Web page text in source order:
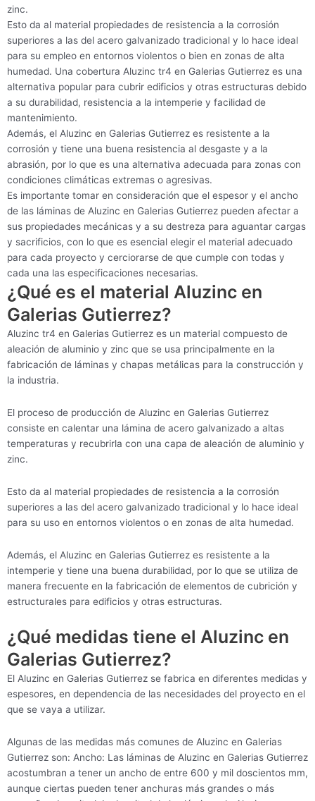
zinc.
Esto da al material propiedades de resistencia a la corrosión
superiores a las del acero galvanizado tradicional y lo hace ideal
para su empleo en entornos violentos o bien en zonas de alta
humedad. Una cobertura Aluzinc tr4 en Galerias Gutierrez es una
alternativa popular para cubrir edificios y otras estructuras debido
a su durabilidad, resistencia a la intemperie y facilidad de
mantenimiento.
Además, el Aluzinc en Galerias Gutierrez es resistente a la
corrosión y tiene una buena resistencia al desgaste y a la
abrasión, por lo que es una alternativa adecuada para zonas con
condiciones climáticas extremas o agresivas.
Es importante tomar en consideración que el espesor y el ancho
de las láminas de Aluzinc en Galerias Gutierrez pueden afectar a
sus propiedades mecánicas y a su destreza para aguantar cargas
y sacrificios, con lo que es esencial elegir el material adecuado
para cada proyecto y cerciorarse de que cumple con todas y
cada una las especificaciones necesarias.
¿Qué es el material Aluzinc en
Galerias Gutierrez?
Aluzinc tr4 en Galerias Gutierrez es un material compuesto de
aleación de aluminio y zinc que se usa principalmente en la
fabricación de láminas y chapas metálicas para la construcción y
la industria.
El proceso de producción de Aluzinc en Galerias Gutierrez
consiste en calentar una lámina de acero galvanizado a altas
temperaturas y recubrirla con una capa de aleación de aluminio y
zinc.
Esto da al material propiedades de resistencia a la corrosión
superiores a las del acero galvanizado tradicional y lo hace ideal
para su uso en entornos violentos o en zonas de alta humedad.
Además, el Aluzinc en Galerias Gutierrez es resistente a la
intemperie y tiene una buena durabilidad, por lo que se utiliza de
manera frecuente en la fabricación de elementos de cubrición y
estructurales para edificios y otras estructuras.
¿Qué medidas tiene el Aluzinc en
Galerias Gutierrez?
El Aluzinc en Galerias Gutierrez se fabrica en diferentes medidas y
espesores, en dependencia de las necesidades del proyecto en el
que se vaya a utilizar.
Algunas de las medidas más comunes de Aluzinc en Galerias
Gutierrez son: Ancho: Las láminas de Aluzinc en Galerias Gutierrez
acostumbran a tener un ancho de entre 600 y mil doscientos mm,
aunque ciertas pueden tener anchuras más grandes o más